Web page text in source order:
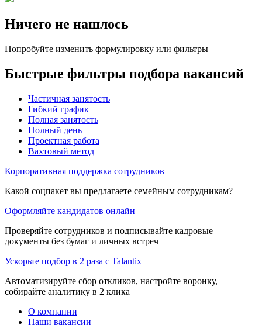
Ничего не нашлось
Попробуйте изменить формулировку или фильтры
Быстрые фильтры подбора вакансий
Частичная занятость
Гибкий график
Полная занятость
Полный день
Проектная работа
Вахтовый метод
Корпоративная поддержка сотрудников
Какой соцпакет вы предлагаете семейным сотрудникам?
Оформляйте кандидатов онлайн
Проверяйте сотрудников и подписывайте кадровые
документы без бумаг и личных встреч
Ускорьте подбор в 2 раза с Talantix
Автоматизируйте сбор откликов, настройте воронку,
собирайте аналитику в 2 клика
О компании
Наши вакансии